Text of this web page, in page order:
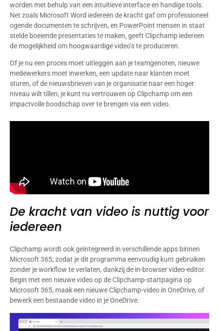
worden met behulp van een intuïtieve interface en handige tools.
Net zoals Microsoft Word iedereen de kracht gaf om professioneel
ogende documenten te schrijven, en PowerPoint mensen in staat
stelde boeiende presentaties te maken, geeft Clipchamp iedereen
de mogelijkheid om hoogwaardige video’s te produceren.
Of je nu een proces moet uitleggen aan je teamgenoten, nieuwe
medewerkers moet inwerken, een update naar klanten moet
sturen, of de nieuwsbrieven van je organisatie naar een hoger
niveau wilt tillen, je kunt nu vertrouwen op Clipchamp om een
impactvolle boodschap over te brengen via een video.
De kracht van video is nuttig voor
iedereen
Clipchamp wordt ook geïntegreerd in verschillende apps binnen
Microsoft 365, zodat je dit programma eenvoudig kunt gebruiken
zonder je workflow te verlaten, dankzij de in-browser video-editor.
Begin met een nieuwe video op de Clipchamp-startpagina op
Microsoft 365, maak een nieuwe Clipchamp-video in OneDrive, of
bewerk een bestaande video in je OneDrive.